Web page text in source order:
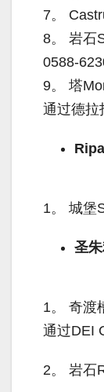
7。
8。
岩石
0588-
9。
塔
通过德拉
1。 城堡
圣
1。
奇渡
通过DEI
2。 岩石